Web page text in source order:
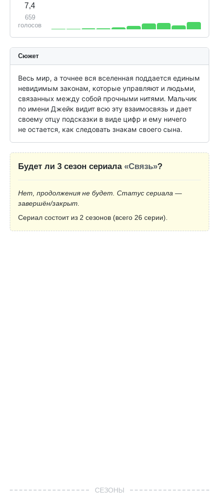
7,4
659
голосов
Сюжет
Весь мир, а точнее вся вселенная поддается единым
невидимым законам, которые управляют и людьми,
связанных между собой прочными нитями. Мальчик
по имени Джейк видит всю эту взаимосвязь и дает
своему отцу подсказки в виде цифр и ему ничего
не остается, как следовать знакам своего сына.
Будет ли 3 сезон сериала «Связь»?
Нет, продолжения не будет. Статус сериала —
завершён/закрыт.
Сериал состоит из 2 сезонов (всего 26 серии).
СЕЗОНЫ